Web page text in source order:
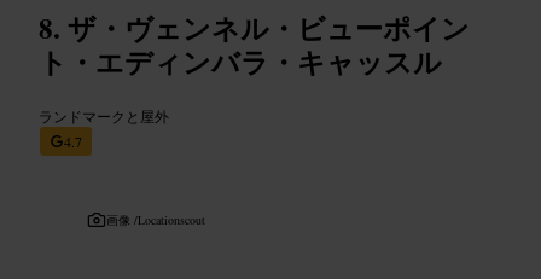
ザ・ヴェンネル・ビューポイン
ト・エディンバラ・キャッスル
ランドマークと屋外
4.7
画像 /Locationscout